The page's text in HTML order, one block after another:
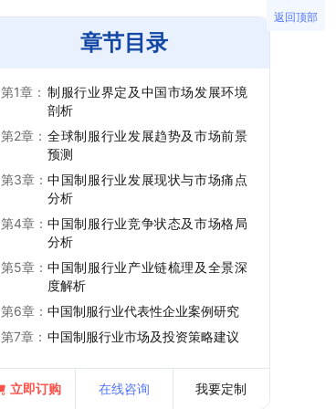
章节目录
第1章： 制服行业界定及中国市场发展环境
剖析
第2章： 全球制服行业发展趋势及市场前景
预测
第3章： 中国制服行业发展现状与市场痛点
分析
第4章： 中国制服行业竞争状态及市场格局
分析
第5章： 中国制服行业产业链梳理及全景深
度解析
第6章： 中国制服行业代表性企业案例研究
第7章： 中国制服行业市场及投资策略建议
立即订购 在线咨询 我要定制
返回顶部